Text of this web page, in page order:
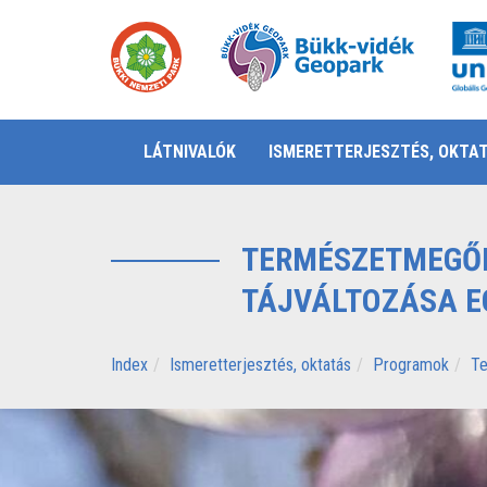
LÁTNIVALÓK ISMERETTERJESZTÉS,
TÁJVÁLTOZÁSA
Index Ismeretterjesztés, oktatás Programok